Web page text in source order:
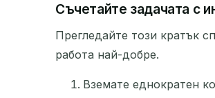
Съчетайте задачата с
Прегледайте този кратък
работа най-добре.
Вземате еднократен